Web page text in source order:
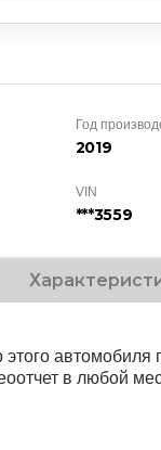
Год
2019
VIN
***3559
в любой